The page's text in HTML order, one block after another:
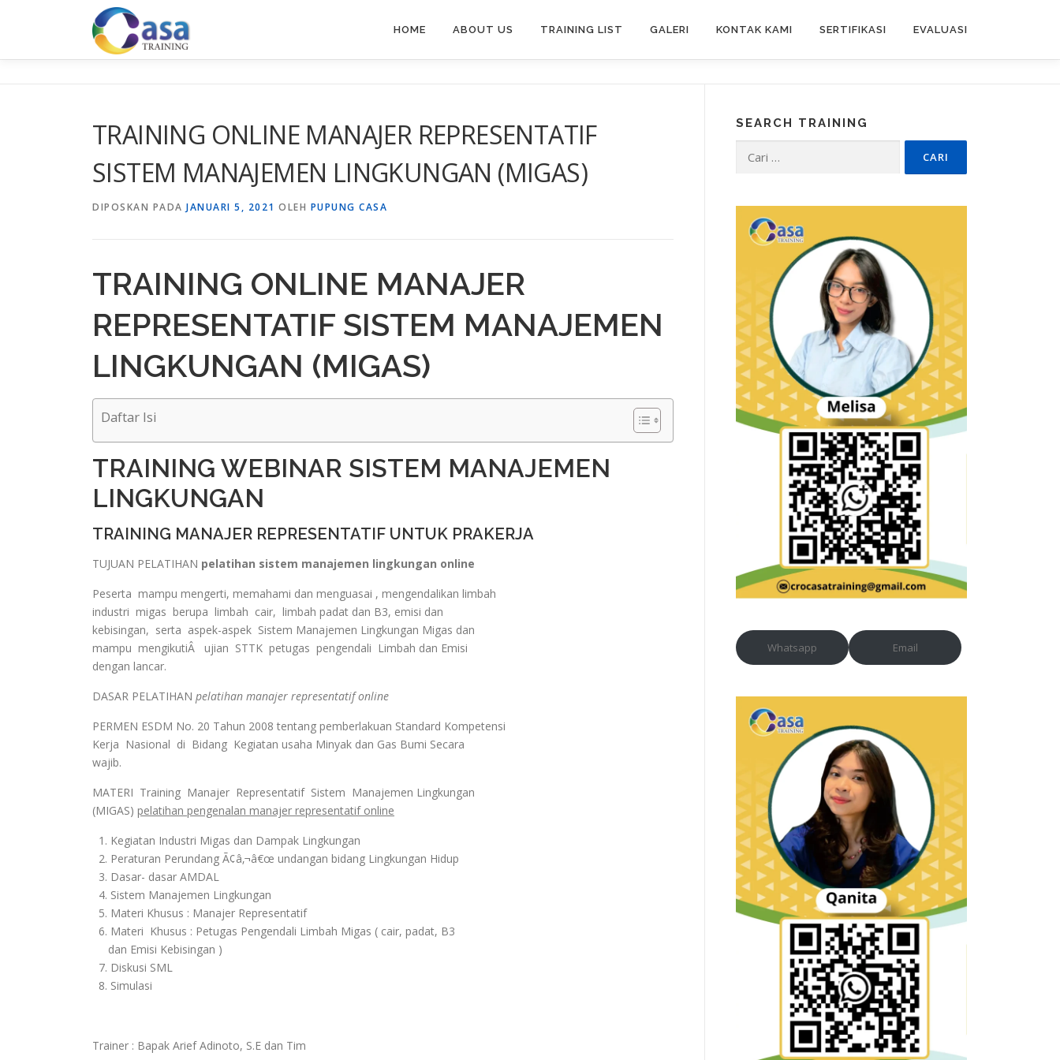
HOME ABOUT US TRAINING LIST GALERI KONTAK KAMI SERTIFIKASI EVALUASI
TRAINING ONLINE MANAJER REPRESENTATIF
SISTEM MANAJEMEN LINGKUNGAN (MIGAS)
DIPOSKAN PADA JANUARI 5, 2021 OLEH PUPUNG CASA
TRAINING ONLINE MANAJER
REPRESENTATIF SISTEM MANAJEMEN
LINGKUNGAN (MIGAS)
Daftar Isi
TRAINING WEBINAR SISTEM MANAJEMEN
LINGKUNGAN
TRAINING MANAJER REPRESENTATIF UNTUK PRAKERJA
TUJUAN PELATIHAN pelatihan sistem manajemen lingkungan online
Peserta mampu mengerti, memahami dan menguasai , mengendalikan limbah
industri migas berupa limbah cair, limbah padat dan B3, emisi dan
kebisingan, serta aspek-aspek Sistem Manajemen Lingkungan Migas dan
mampu mengikutiÂ ujian STTK petugas pengendali Limbah dan Emisi
dengan lancar.
DASAR PELATIHAN pelatihan manajer representatif online
PERMEN ESDM No. 20 Tahun 2008 tentang pemberlakuan Standard Kompetensi
Kerja Nasional di Bidang Kegiatan usaha Minyak dan Gas Bumi Secara
wajib.
MATERI Training Manajer Representatif Sistem Manajemen Lingkungan
(MIGAS) pelatihan pengenalan manajer representatif online
1. Kegiatan Industri Migas dan Dampak Lingkungan
2. Peraturan Perundang Ã¢â‚¬â€œ undangan bidang Lingkungan Hidup
3. Dasar- dasar AMDAL
4. Sistem Manajemen Lingkungan
5. Materi Khusus : Manajer Representatif
6. Materi Khusus : Petugas Pengendali Limbah Migas ( cair, padat, B3
dan Emisi Kebisingan )
7. Diskusi SML
8. Simulasi
Trainer : Bapak Arief Adinoto, S.E dan Tim
SEARCH TRAINING
untuk:
Whatsapp Email